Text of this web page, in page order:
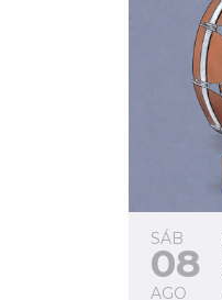
SÁB
08
AGO